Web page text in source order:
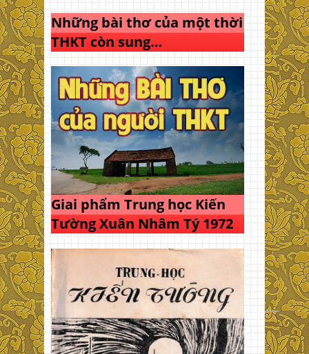
Những bài thơ của một thời
THKT còn sung…
Giai phẩm Trung học Kiến
Tường Xuân Nhâm Tý 1972